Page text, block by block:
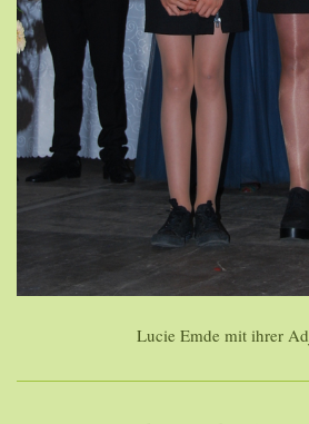
Lucie Emde mit ihrer